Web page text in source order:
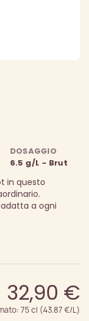
DOSAGGIO
6.5 g/L - Brut
in questo
a ogni
32,90 €
75 cl (43.87 €/L)